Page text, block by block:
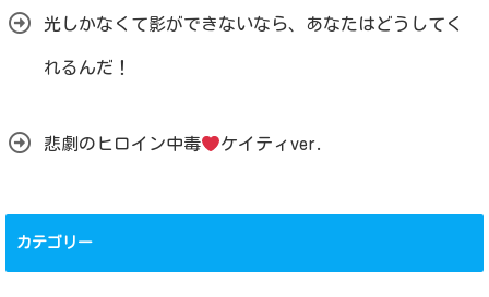
光しかなくて影ができないなら、あなたはどうしてく
れるんだ！
悲劇のヒロイン中毒 ケイティver.
カテゴリー